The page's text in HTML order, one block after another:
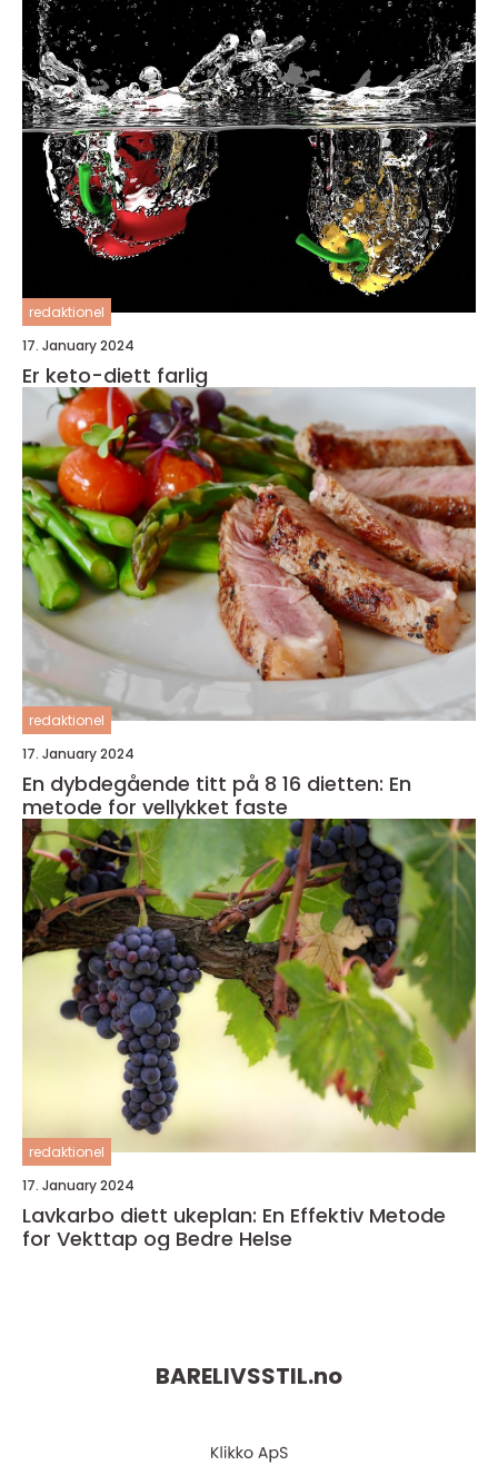
redaktionel
17. January 2024
Er keto-diett farlig
redaktionel
17. January 2024
En dybdegående titt på 8 16 dietten: En
metode for vellykket faste
redaktionel
17. January 2024
Lavkarbo diett ukeplan: En Effektiv Metode
for Vekttap og Bedre Helse
BARELIVSSTIL.no